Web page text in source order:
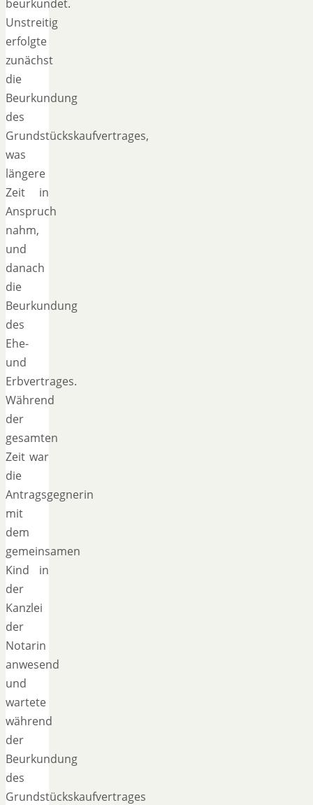
beurkundet.
Unstreitig
erfolgte
zunächst
die
Beurkundung
des
Grundstückskaufvertrages,
was
längere
Zeit in
Anspruch
nahm,
und
danach
die
Beurkundung
des
Ehe-
und
Erbvertrages.
Während
der
gesamten
Zeit war
die
Antragsgegnerin
mit
dem
gemeinsamen
Kind in
der
Kanzlei
der
Notarin
anwesend
und
wartete
während
der
Beurkundung
des
Grundstückskaufvertrages